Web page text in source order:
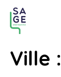
Ville :